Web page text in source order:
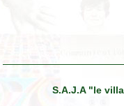
S.A.J.A "le